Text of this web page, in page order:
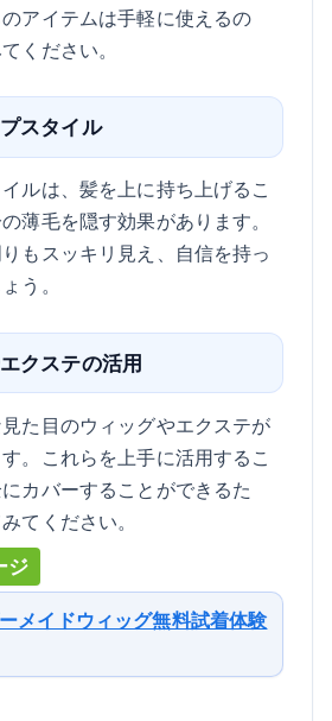
アイテムは手軽に使えるの
ください。
スタイル
ルは、髪を上に持ち上げるこ
薄毛を隠す効果があります。
もスッキリ見え、自信を持っ
う。
クステの活用
た目のウィッグやエクステが
。これらを上手に活用するこ
カバーすることができるた
てください。
メイドウィッグ無料試着体験